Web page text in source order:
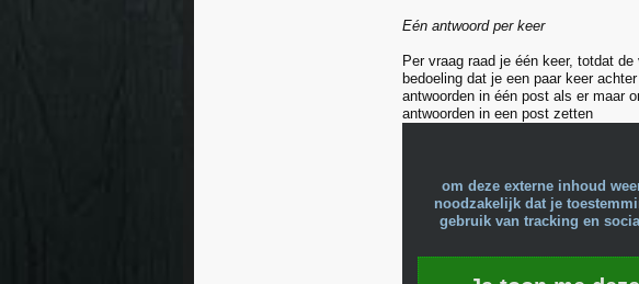
Eén antwoord per keer
Per vraag raad je één keer, totdat
bedoeling dat je een paar keer
antwoorden in één post als er maar
antwoorden in een post zetten
om deze externe inhoud
noodzakelijk dat je
gebruik van tracking en